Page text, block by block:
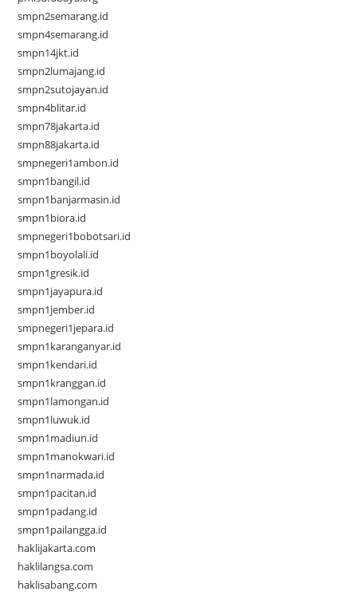
smpn2semarang.id
smpn4semarang.id
smpn14jkt.id
smpn2lumajang.id
smpn2sutojayan.id
smpn4blitar.id
smpn78jakarta.id
smpn88jakarta.id
smpnegeri1ambon.id
smpn1bangil.id
smpn1banjarmasin.id
smpn1biora.id
smpnegeri1bobotsari.id
smpn1boyolali.id
smpn1gresik.id
smpn1jayapura.id
smpn1jember.id
smpnegeri1jepara.id
smpn1karanganyar.id
smpn1kendari.id
smpn1kranggan.id
smpn1lamongan.id
smpn1luwuk.id
smpn1madiun.id
smpn1manokwari.id
smpn1narmada.id
smpn1pacitan.id
smpn1padang.id
smpn1pailangga.id
haklijakarta.com
haklilangsa.com
haklisabang.com